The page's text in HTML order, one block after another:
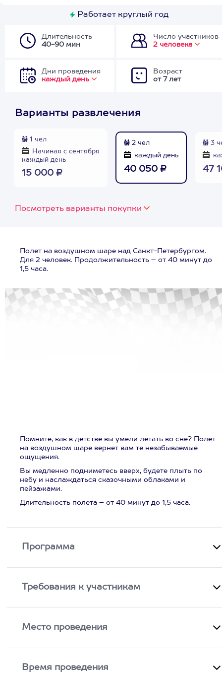
Работает круглый год
Длительность
40-90 мин
Число участников
2 человека
Дни проведения
каждый день
Возраст
от 7 лет
Варианты развлечения
1 чел
Начиная с сентября
каждый день
15 000 ₽
2 чел
каждый день
40 050 ₽
3
47
Посмотреть варианты покупки
Полет на воздушном шаре над Санкт-Петербургом.
Для 2 человек. Продолжительность – от 40 минут до
1,5 часа.
Помните, как в детстве вы умели летать во сне? Полет
на воздушном шаре вернет вам те незабываемые
ощущения.
Вы медленно подниметесь вверх, будете плыть по
небу и наслаждаться сказочными облаками и
пейзажами.
Длительность полета – от 40 минут до 1,5 часа.
Программа
Требования к участникам
Место проведения
Время проведения